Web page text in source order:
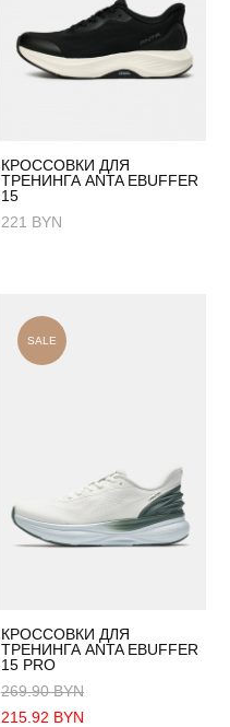
КРОССОВКИ ДЛЯ
ТРЕНИНГА ANTA EBUFFER
15
221 BYN
SALE
КРОССОВКИ ДЛЯ
ТРЕНИНГА ANTA EBUFFER
15 PRO
269.90 BYN
215.92 BYN